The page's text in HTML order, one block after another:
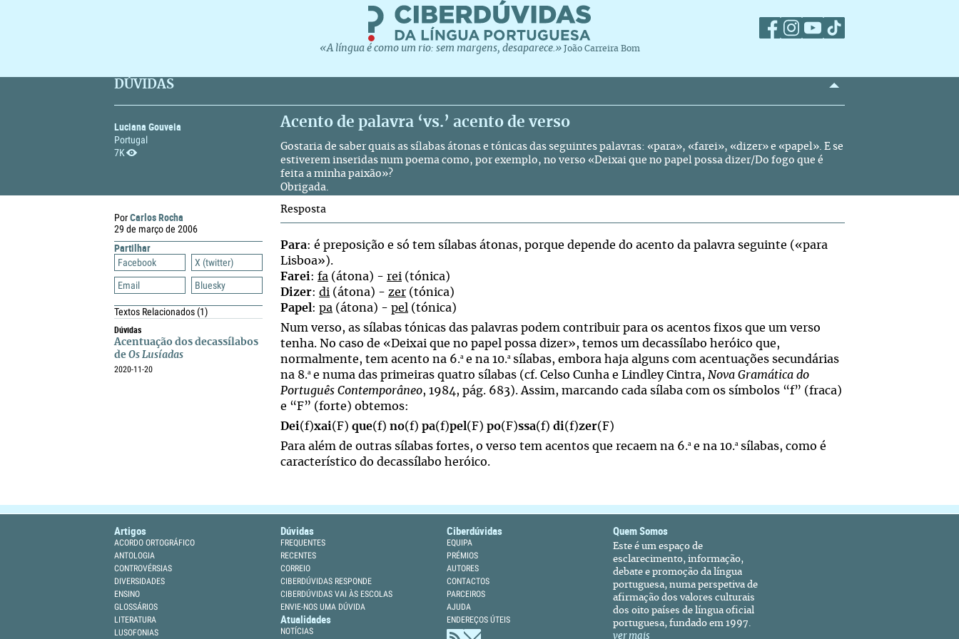
«A língua é como um rio: sem margens, desaparece.» João Carreira Bom
DÚVIDAS
Luciana Gouveia
Portugal
7K
Acento de palavra ‘vs.’ acento de verso
Gostaria de saber quais as sílabas átonas e tónicas das seguintes palavras: «para», «farei», «dizer» e «papel». E se
estiverem inseridas num poema como, por exemplo, no verso «Deixai que no papel possa dizer/Do fogo que é
feita a minha paixão»?
Obrigada.
PorCarlos Rocha
29 de março de 2006
Partilhar
Facebook
X (twitter)
Email
Bluesky
Textos Relacionados(1)
Dúvidas
Acentuação dos decassílabos
de Os Lusíadas
2020-11-20
Resposta
Para: é preposição e só tem sílabas átonas, porque depende do acento da palavra seguinte («para
Lisboa»).
Farei: fa (átona) - rei (tónica)
Dizer: di (átona) - zer (tónica)
Papel : pa (átona) - pel
(tónica)
Num verso, as sílabas tónicas das palavras podem contribuir para os acentos fixos que um verso
tenha. No caso de «Deixai que no papel possa dizer», temos um decassílabo heróico que,
normalmente, tem acento na 6.ªe na 10.ªsílabas, embora haja alguns com acentuações secundárias
na 8.ªe numa das primeiras quatro sílabas (cf. Celso Cunha e Lindley Cintra, Nova Gramática do
Português Contemporâneo, 1984, pág. 683). Assim, marcando cada sílaba com os símbolos “f” (fraca)
e “F” (forte) obtemos:
Dei(f)xai(F) que(f) no(f) pa(f)pel (F) po(F)ssa(f) di(f)zer(F)
Para além de outras sílabas fortes, o verso tem acentos que recaem na 6.ªe na 10.ªsílabas, como é
característico do decassílabo heróico.
Artigos
ACORDO ORTOGRÁFICO
ANTOLOGIA
CONTROVÉRSIAS
DIVERSIDADES
ENSINO
GLOSSÁRIOS
LITERATURA
LUSOFONIAS
Dúvidas
FREQUENTES
RECENTES
CORREIO
CIBERDÚVIDAS RESPONDE
CIBERDÚVIDAS VAI ÀS ESCOLAS
ENVIE-NOS UMA DÚVIDA
Atualidades
NOTÍCIAS
Ciberdúvidas
EQUIPA
PRÉMIOS
AUTORES
CONTACTOS
PARCEIROS
AJUDA
ENDEREÇOS ÚTEIS
Quem Somos
Este é um espaço de
esclarecimento, informação,
debate e promoção da língua
portuguesa, numa perspetiva de
afirmação dos valores culturais
dos oito países de língua oficial
portuguesa, fundado em 1997.
ver mais